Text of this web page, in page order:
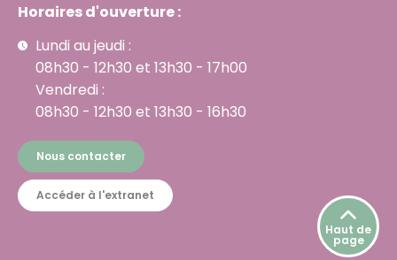
Haut de
page
Horaires d'ouverture :
Lundi au jeudi :
08h30 - 12h30 et 13h30 - 17h00
Vendredi :
08h30 - 12h30 et 13h30 - 16h30
Nous contacter
Accéder à l'extranet